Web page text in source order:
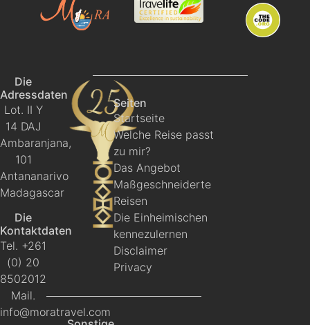
Genießen Sie die trockene Granitlandschaft des
Isalo-Nationalparks mit seiner einzigartigen Flora
und Fauna. Bei der Ankunft sind nur die Felsen zu
sehen, aber in den Schluchten gibt es immer noch
"Wildtiere" und eine besondere Flora.
Die
Adressdaten
Lot. II Y
14 DAJ
Ambaranjana,
101
Antananarivo
Madagascar
Die
Kontaktdaten
Tel. +261
(0) 20
8502012
Mail.
info@moratravel.com
Seiten
Startseite
Welche Reise passt
zu mir?
Das Angebot
Maßgeschneiderte
Reisen
Die Einheimischen
kennezulernen
Disclaimer
Privacy